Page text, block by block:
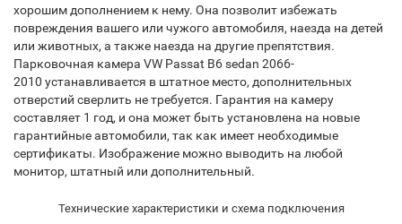
хорошим дополнением к нему. Она позволит избежать
повреждения вашего или чужого автомобиля, наезда на детей
или животных, а также наезда на другие препятствия.
Парковочная камера VW Passat B6 sedan 2066-
2010 устанавливается в штатное место, дополнительных
отверстий сверлить не требуется. Гарантия на камеру
составляет 1 год, и она может быть установлена на новые
гарантийные автомобили, так как имеет необходимые
сертификаты. Изображение можно выводить на любой
монитор, штатный или дополнительный.
Технические характеристики и схема подключения